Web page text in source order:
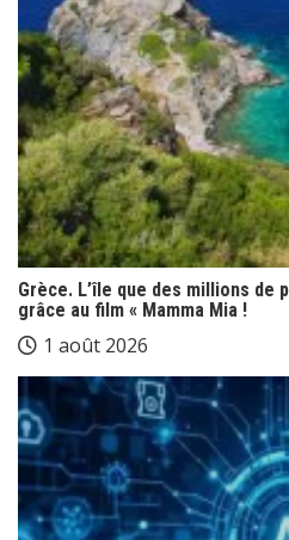
Grèce. L’île que des millions de
grâce au film « Mamma Mia !
1 août 2026